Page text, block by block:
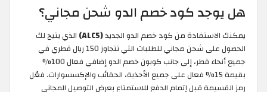
هل يوجد كود خصم الدو شحن مجاني؟
يمكنك الاستفادة من كود خصم الدو الجديد(ALC5)
الذي يتيح لك
الحصول على شحن مجاني للطلبات التي تتجاوز 150 ريال قطري في
جميع أنحاء قطر، إلى جانب كوبون خصم الدو إضافي فعال 100%
بقيمة 15% فعال على جميع الأحذية، الحقائب والإكسسوارات. فعّل
رمز القسيمة قبل إتمام الدفع للاستمتاع بعرض التوصيل المجاني